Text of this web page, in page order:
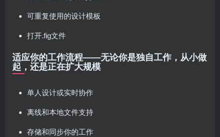
可重复使用的设计模板
打开.fig文件
适应你的工作流程——无论你是独自工作，从小做
起，还是正在扩大规模
单人设计或实时协作
离线和本地文件支持
存储和同步你的工作